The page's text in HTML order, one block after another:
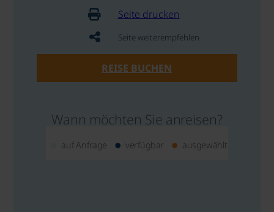
Seite drucken
Seite weiterempfehlen
REISE BUCHEN
Wann möchten Sie anreisen?
auf Anfrage verfügbar ausgewählt